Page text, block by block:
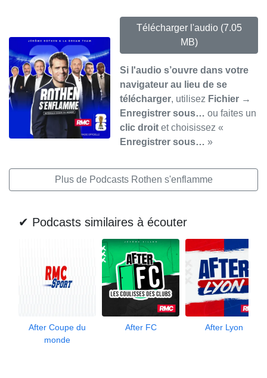
Télécharger l'audio (7.05
MB)
Si l'audio s’ouvre dans votre
navigateur au lieu de se
télécharger, utilisez Fichier →
Enregistrer sous… ou faites un
clic droit et choisissez «
Enregistrer sous… »
Plus de Podcasts Rothen s'enflamme
✔ Podcasts similaires à écouter
After Coupe du
monde
After FC After Lyon